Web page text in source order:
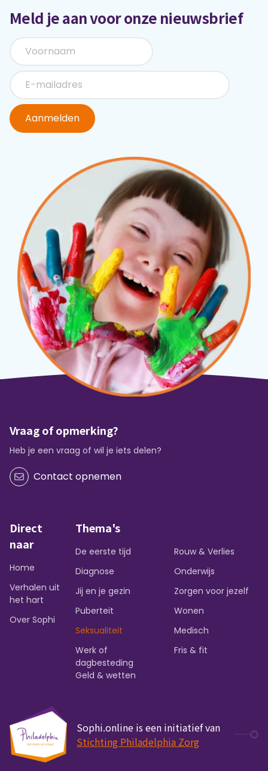
Meld je aan voor onze nieuwsbrief
Aanmelden
Vraag of opmerking?
Heb je een vraag of wil je iets delen?
Contact opnemen
Direct
naar
Home
Verhalen uit
het hart
Over Sophi
Thema's
De eerste tijd
Diagnose
Jij en je gezin
Puberteit
Seksualiteit
Werk of
dagbesteding
Rouw & Verlies
Onderwijs
Zorgen voor jezelf
Wonen
Medisch
Fris & fit
Geld & wetten
Sophi.online is een initiatief van
Stichting Philadelphia Zorg